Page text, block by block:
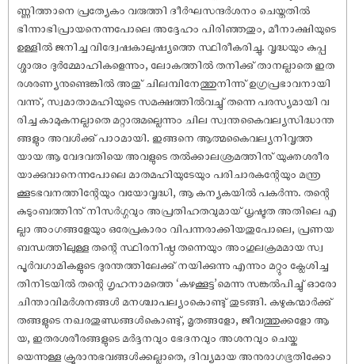
ണ്ണിത്താനെ പ്രത്യേകം വരുത്തി ദീർഘസന്ദർശനം ചെയ്തതിൽ
ഭിന്നാഭിപ്രായനെന്നപോലെ അദ്ദേഹം പിരിഞ്ഞതും, മീനാക്ഷിയുടെ
ഉള്ളിൽ ജനിച്ച വിദ്വേഷകാലുഷ്യത്തെ സ്ഥിരീകരിച്ചു. വൃദ്ധയും കുപ്പ
ശ്ശാരും ദുർമ്മോഹികളെന്നും, ലോകത്തിൽ തനിക്കു് താനല്ലാതെ ഇത
രശരണ്യനുണ്ടെങ്കിൽ അതു് ചിലമ്പിനേത്തുനിന്നു് ഉഗ്രപ്രഭാവനായി
വന്നു്, സ്വമാതാമഹിയുടെ സമക്ഷത്തിൽവച്ചു് തന്നെ പരസ്യമായി വ
രിച്ച കാമുകനല്ലാതെ മറ്റാരുമല്ലെന്നും ചില സ്വന്തകൈവല്യസിദ്ധാന്ത
ങ്ങളും അവൾക്കു് പാഠമായി. ഇങ്ങനെ ആത്മകൈവല്യനിവൃത്ത
യായ ആ വേദവതിയെ അവളുടെ തൽക്കാലശ്രമത്തിനു് യുക്തശരീര
യാക്കുവാനെന്നപോലെ മാതമഹിയുടേയും പരിചാരകന്റേയും മന്ത്ര
ക്കൂടഭവനത്തിന്റേയും വയോവൃദ്ധി, ആ കന്യകയിൽ പകർന്നു. തന്റെ
കുടുംബത്തിനു് നിസർഗ്ഗവും അപ്രതിഹതവുമായ് ധൃഷ്ടത അതിലെ എ
ല്ലാ അംഗങ്ങളേയും ഒരേപ്രകാരം വിപന്നരാക്കിയതുപോലെ, പ്രണയ
ബന്ധത്തിലുള്ള തന്റെ സ്ഥിരനിഷ്ഠ തന്നെയും അംഗുലക്രമമായ സ്വ
പൂർവഗാമികളുടെ ദുരന്തത്തിലേക്കു് നയിക്കുന്നു എന്നും മറ്റും ക്ലേശിച്ച
തിനിടയിൽ തന്റെ ഗൃഹനാമത്തെ ‘കഴക്കൂട്ട’മെന്നു സങ്കൽപിച്ചു് ഓരോ
ചിന്താവിമർശനങ്ങൾ മനശ്ചാപല്യംകൊണ്ടു് തുടങ്ങി. കഴുകന്മാർക്കു്
തങ്ങളുടെ നഖരതുണ്ഡങ്ങൾകൊണ്ടു്, മൃതങ്ങളോ, ജീവത്തുക്കളോ ആ
യ, ഇതരശരീരങ്ങളുടെ മർദ്ദനവും ഭേദനവും അശനവും ചെയ്ക
യെന്നുള്ള ക്രൂരാനുഭവങ്ങൾക്കല്ലാതെ, ദിവ്യമായ അനുരാഗഭൂതിക്കോ